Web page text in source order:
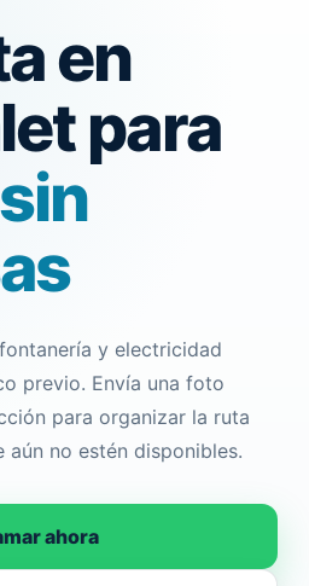
en
para
sin
y electricidad
previo. Envía una foto
para organizar la ruta
no estén disponibles.
ahora